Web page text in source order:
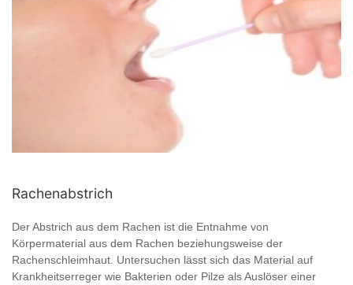
Rachenabstrich
Der Abstrich aus dem Rachen ist die Entnahme von
Körpermaterial aus dem Rachen beziehungsweise der
Rachenschleimhaut. Untersuchen lässt sich das Material auf
Krankheitserreger wie Bakterien oder Pilze als Auslöser einer